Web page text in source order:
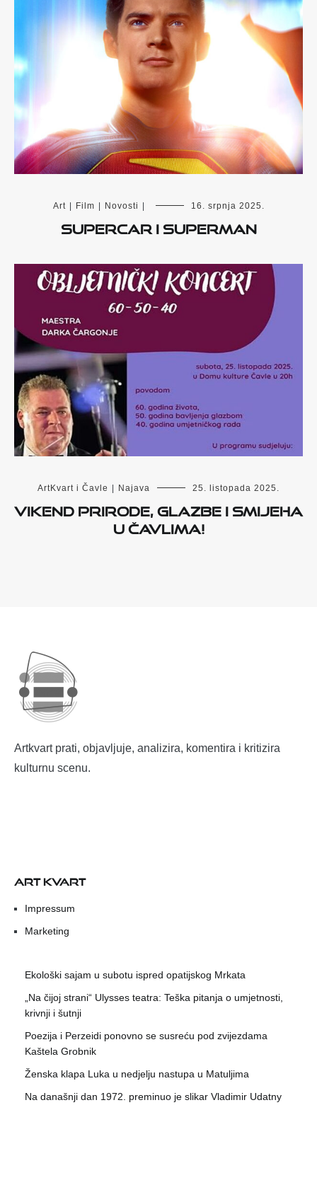
Art Film Novosti 16. srpnja 2025.
Supercar i Superman
ArtKvart i Čavle Najava 25. listopada 2025.
Vikend prirode, glazbe i smijeha
u Čavlima!
Artkvart prati, objavljuje, analizira, komentira i kritizira
kulturnu scenu.
ART KVART
Impressum
Marketing
Ekološki sajam u subotu ispred opatijskog Mrkata
„Na čijoj strani“ Ulysses teatra: Teška pitanja o umjetnosti,
krivnji i šutnji
Poezija i Perzeidi ponovno se susreću pod zvijezdama
Kaštela Grobnik
Ženska klapa Luka u nedjelju nastupa u Matuljima
Na današnji dan 1972. preminuo je slikar Vladimir Udatny